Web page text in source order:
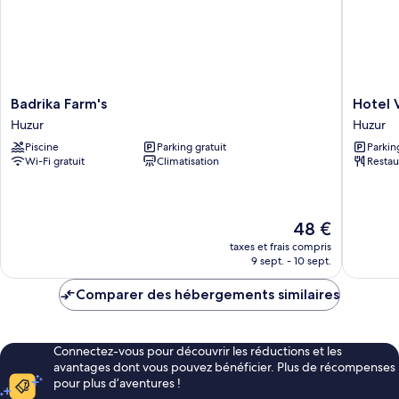
Badrika
Farm's
Huzur
Badrika Farm's
Huzur
Piscine
Parking gratuit
Wi-Fi gratuit
Climatisation
Le
nouveau
prix
de
48 €
taxes et frais compris
9 sept. - 10 sept.
Hotel
Vishnu
Villas
Huzur
Hotel
Huzur
Comparer des hébergements similaires
Connectez-vous pour découvrir les réductions et les
avantages dont vous pouvez bénéficier. Plus de récompenses
pour plus d’aventures !